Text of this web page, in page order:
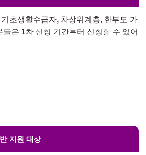
초생활수급자, 차상위계층, 한부모 가
은 1차 신청 기간부터 신청할 수 있어
지원 대상